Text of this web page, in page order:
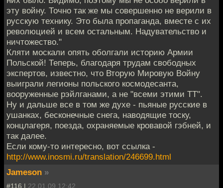
эту войну. Точно так же мы совершенно не верили в
русскую технику. Это была пропаганда, вместе с их
революцией и всем остальным. Надувательство и
ничтожество."
Кляти москали опять оболгали историю Армии
Польской! Теперь, благодаря трудам свободных
экспертов, известно, что Вторую Мировую Войну
выиграли легионы польского космодесанта,
вооруженные рэйлганами, а не "всеми этими ТТ".
Ну и дальше все в том же духе - пьяные русские в
ушанках, бесконечные снега, наводящие тоску,
концлагеря, поезда, охраняемые кровавой гэбней, и
так далее.
Если кому-то интересно, вот ссылка -
http://www.inosmi.ru/translation/246699.html
Jameson »
#116 | 22.01.09 12:42